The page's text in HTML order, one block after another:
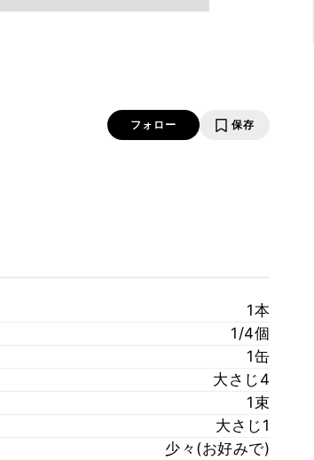
フォロー 保存
1本
1/4個
1缶
大さじ4
1束
大さじ1
少々(お好みで)